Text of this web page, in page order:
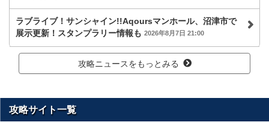
ラブライブ！サンシャイン!!Aqoursマンホール、沼津市で
展示更新！スタンプラリー情報も 2026年8月7日 21:00
攻略ニュースをもっとみる
攻略サイト一覧